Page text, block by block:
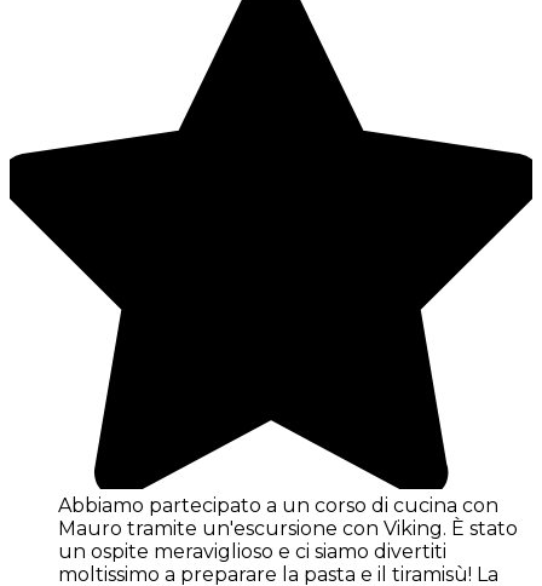
Abbiamo partecipato a un corso di cucina con
Mauro tramite un'escursione con Viking. È stato
un ospite meraviglioso e ci siamo divertiti
moltissimo a preparare la pasta e il tiramisù! La